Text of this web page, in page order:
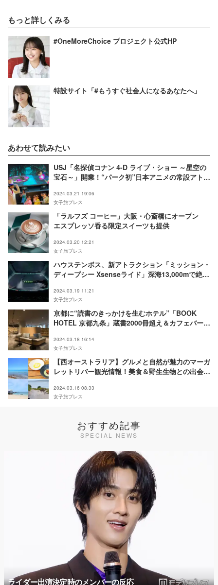
もっと詳しくみる
#OneMoreChoice プロジェクト公式HP
特設サイト「#もうすぐ社会人になるあなたへ」
あわせて読みたい
USJ「名探偵コナン 4-D ライブ・ショー ～星空の
宝石～」開業！“パーク初”日本アニメの常設アトラ
2024.03.21 19:06
女子旅プレス
「ラルフズ コーヒー」大阪・心斎橋にオープン
エスプレッソ香る限定スイーツも提供
2024.03.20 12:21
女子旅プレス
ハウステンボス、新アトラクション「ミッション・
ディープシー Xsenseライド」深海13,000mで絶体
2024.03.19 11:21
女子旅プレス
京都に“読書のきっかけを生むホテル”「BOOK
HOTEL 京都九条」蔵書2000冊超え＆カフェバーも
2024.03.18 16:14
女子旅プレス
【西オーストラリア】グルメと自然が魅力のマーガ
レットリバー観光情報！美食＆野生生物との出会い
2024.03.16 08:33
女子旅プレス
おすすめ記事
SPECIAL NEWS
ライダー出演決定時のメンバーの反応